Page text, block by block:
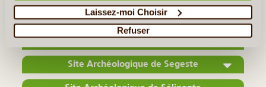
Laissez-moi Choisir
Refuser
îles Éoliennes
La Réserve Naturelle de Zingaro
Site Archéologique de Segeste